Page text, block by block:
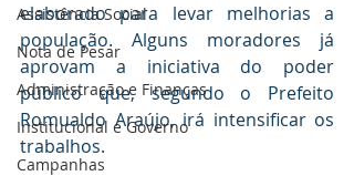
Assistência Social
Nota de Pesar
Administração e Finanças
Institucional e Governo
Campanhas
elaborado para levar melhorias a
população. Alguns moradores já
aprovam a iniciativa do poder
público que, segundo o Prefeito
Romualdo Araújo, irá intensificar os
trabalhos.